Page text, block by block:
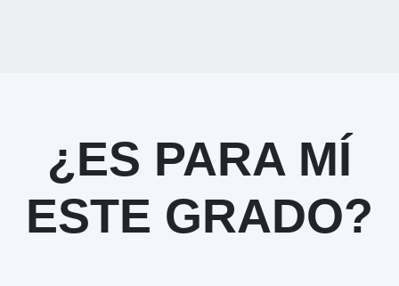
¿ES PARA MÍ
ESTE GRADO?